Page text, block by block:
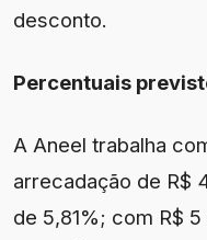
desconto.
Percentuais
A Aneel trabalha
arrecadação de R$
de 5,81%; com R$